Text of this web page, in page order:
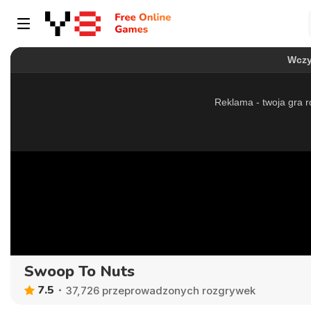
Swoop To Nuts
7.5 37,726 przeprowadzonych rozgrywek